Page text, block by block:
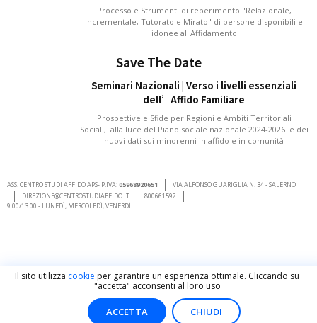
Processo e Strumenti di reperimento "Relazionale,
Incrementale, Tutorato e Mirato" di persone disponibili e
idonee all'Affidamento
Save The Date
Seminari Nazionali | Verso i livelli essenziali
dell’Affido Familiare
Prospettive e Sfide per Regioni e Ambiti Territoriali
Sociali, alla luce del Piano sociale nazionale 2024-2026 e dei
nuovi dati sui minorenni in affido e in comunità
ASS. CENTRO STUDI AFFIDO APS- P.IVA:05968920651
VIA ALFONSO GUARIGLIA N. 34 - SALERNO
DIREZIONE@CENTROSTUDIAFFIDO.IT
800661592
9:00/13:00 - LUNEDÌ, MERCOLEDÌ, VENERDÌ
Il sito utilizza cookie per garantire un'esperienza ottimale. Cliccando su
"accetta" acconsenti al loro uso
ACCETTA CHIUDI